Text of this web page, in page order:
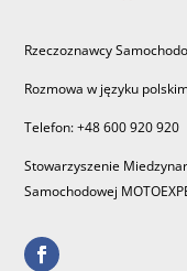
Rzeczoznawcy
Rozmowa w języku
Telefon: +48 600 920 920
Stowarzyszenie
Samochodowej